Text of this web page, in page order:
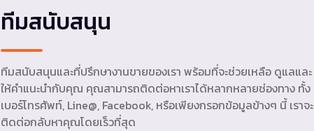
ทีมสนับสนุน
ทีมสนับสนุนและที่ปรึกษางานขายของเรา พร้อมที่จะช่วยเหลือ ดูแลและ
ให้คำแนะนำกับคุณ คุณสามารถติดต่อหาเราได้หลากหลายช่องทาง ทั้ง
เบอร์โทรศัพท์, Line@, Facebook, หรือเพียงกรอกข้อมูลข้างๆ นี้ เราจะ
ติดต่อกลับหาคุณโดยเร็วที่สุด